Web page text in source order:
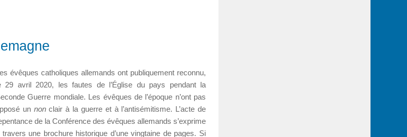
évêques catholiques allemands ont publiquement reconnu,
29 avril 2020, les fautes de l’Église du pays pendant la
Guerre mondiale. Les évêques de l’époque n’ont pas
un nonclair à la guerre et à l’antisémitisme. L’acte de
de la Conférence des évêques allemands s’exprime
travers une brochure historique d’une vingtaine de pages. Si